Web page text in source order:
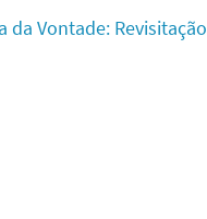
Vontade: Revisitação